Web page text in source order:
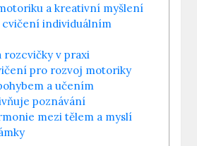
a kreativní myšlení
individuálním
v praxi
pro rozvoj motoriky
a učením
poznávání
mezi tělem a myslí